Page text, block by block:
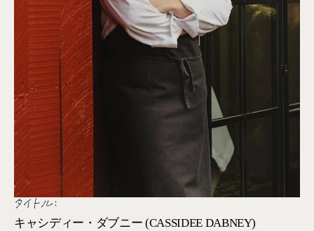
タイトル:
キャシディー・ダブニー (CASSIDEE DABNEY)